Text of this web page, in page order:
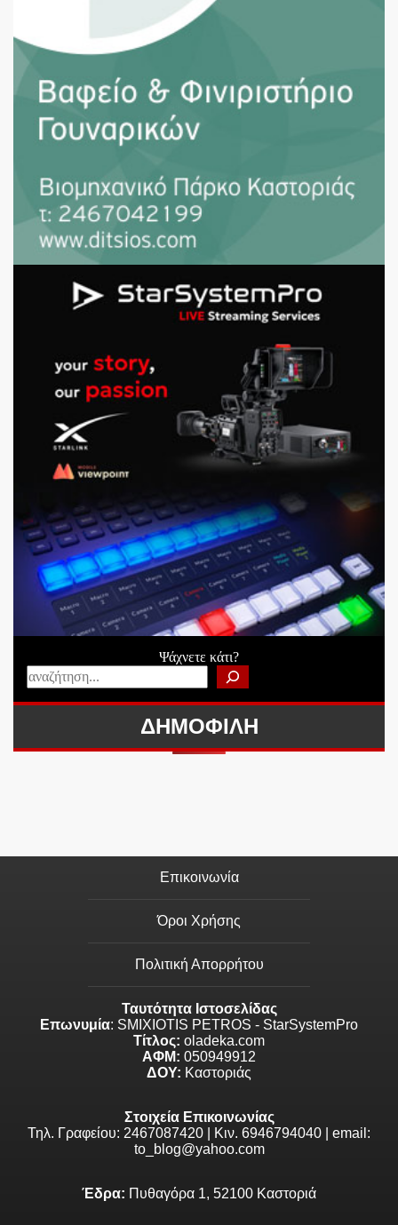
Ψάχνετε κάτι?
ΔΗΜΟΦΙΛΗ
Επικοινωνία
Όροι Χρήσης
Πολιτική Απορρήτου
Ταυτότητα Ιστοσελίδας
Επωνυμία: SMIXIOTIS PETROS - StarSystemPro
Τίτλος: oladeka.com
ΑΦΜ: 050949912
ΔΟΥ: Καστοριάς
Στοιχεία Επικοινωνίας
Τηλ. Γραφείου: 2467087420 | Κιν. 6946794040 | email:
to_blog@yahoo.com
Έδρα: Πυθαγόρα 1, 52100 Καστοριά